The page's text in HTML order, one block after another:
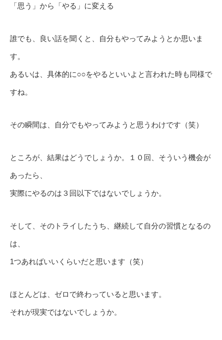
「思う」から「やる」に変える
誰でも、良い話を聞くと、自分もやってみようとか思いま
す。
あるいは、具体的に○○をやるといいよと言われた時も同様で
すね。
その瞬間は、自分でもやってみようと思うわけです（笑）
ところが、結果はどうでしょうか。１０回、そういう機会が
あったら、
実際にやるのは３回以下ではないでしょうか。
そして、そのトライしたうち、継続して自分の習慣となるの
は、
1つあればいいくらいだと思います（笑）
ほとんどは、ゼロで終わっていると思います。
それが現実ではないでしょうか。